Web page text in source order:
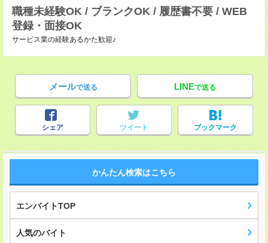
職種未経験OK / ブランクOK / 履歴書不要 / WEB
登録・面接OK
サービス業の経験あるかた歓迎♪
メールで送る LINEで送る
シェア ツイート ブックマーク
かんたん検索はこちら
エンバイトTOP
人気のバイト